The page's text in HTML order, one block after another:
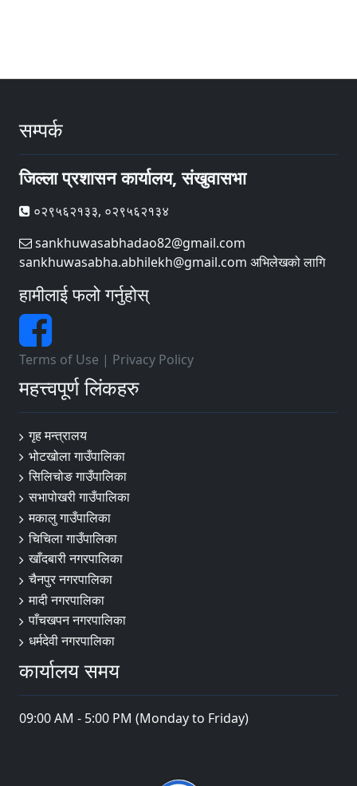
सम्पर्क
जिल्ला प्रशासन कार्यालय, संखुवासभा
०२९५६२१३३, ०२९५६२१३४
sankhuwasabhadao82@gmail.com
sankhuwasabha.abhilekh@gmail.com अभिलेखको लागि
हामीलाई फलो गर्नुहोस्
Terms of Use | Privacy Policy
महत्त्वपूर्ण लिंकहरु
गृह मन्त्रालय
भोटखोला गाउँपालिका
सिलिचोङ गाउँपालिका
सभापोखरी गाउँपालिका
मकालु गाउँपालिका
चिचिला गाउँपालिका
खाँदबारी नगरपालिका
चैनपुर नगरपालिका
मादी नगरपालिका
पाँचखपन नगरपालिका
धर्मदेवी नगरपालिका
कार्यालय समय
09:00 AM - 5:00 PM (Monday to Friday)